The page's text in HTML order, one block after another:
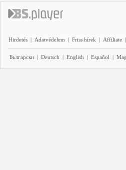
Hirdetés | Adatvédelem | Friss hírek | Affiliate |
Български | Deutsch | English | Español |